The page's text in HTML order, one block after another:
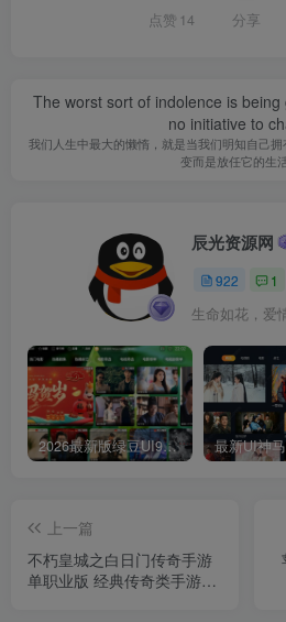
点赞 14 分享
The worst sort of indolence is
no initiative to
我们人生中最大的懒惰，就是当我们明知自己
变而是放任它的生
辰光资源网
922 1
生命如花，爱
2026最新版绿豆UI9双端影视APP源码
上一篇
不朽皇城之白日门传奇手游
单职业版 经典传奇类手游源